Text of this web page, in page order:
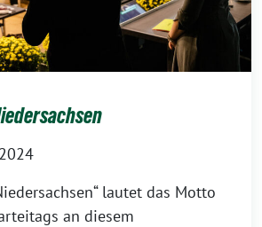
lautet das Motto
an diesem